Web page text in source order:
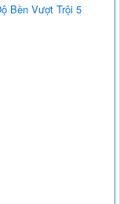
Bền Vượt Trội 5